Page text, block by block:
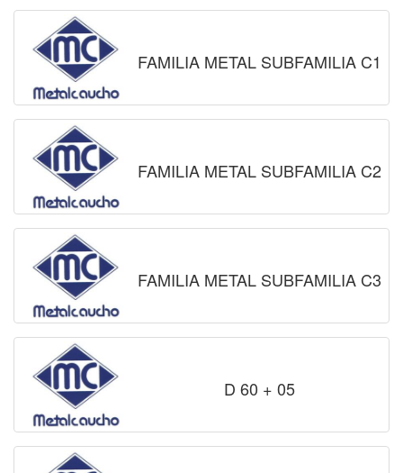
FAMILIA METAL SUBFAMILIA C1
FAMILIA METAL SUBFAMILIA C2
FAMILIA METAL SUBFAMILIA C3
D 60 + 05